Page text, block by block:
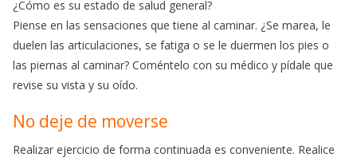
¿Cómo es su estado de salud general?
Piense en las sensaciones que tiene al caminar. ¿Se marea, le
duelen las articulaciones, se fatiga o se le duermen los pies o
las piernas al caminar? Coméntelo con su médico y pídale que
revise su vista y su oído.
No deje de moverse
Realizar ejercicio de forma continuada es conveniente. Realice